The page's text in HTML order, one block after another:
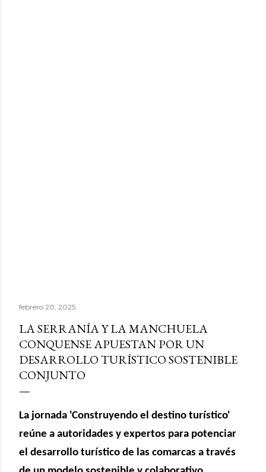
febrero 20, 2025
LA SERRANÍA Y LA MANCHUELA
CONQUENSE APUESTAN POR UN
DESARROLLO TURÍSTICO SOSTENIBLE
CONJUNTO
La jornada 'Construyendo el destino turístico'
reúne a autoridades y expertos para potenciar
el desarrollo turístico de las comarcas a través